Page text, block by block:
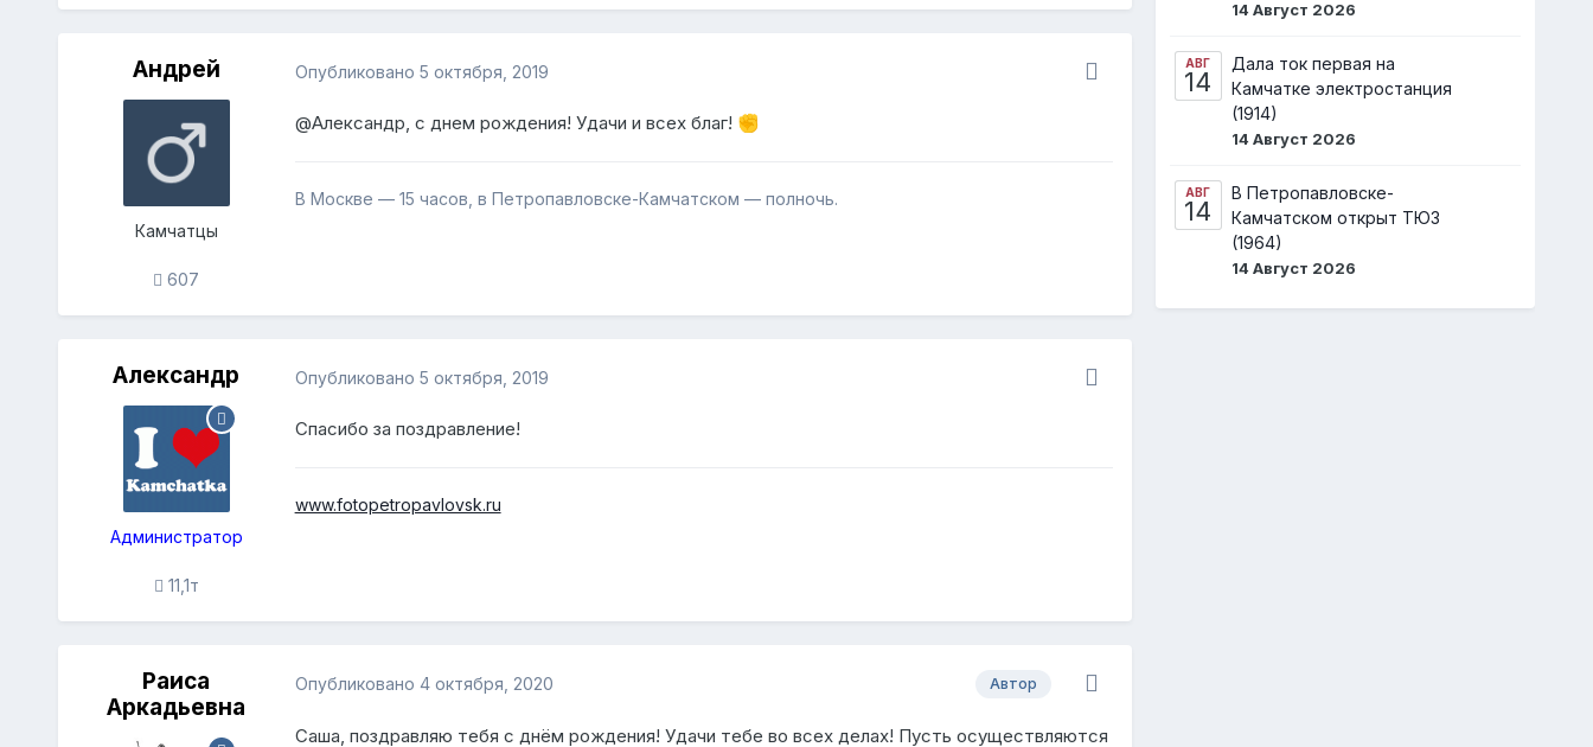
Андрей
Камчатцы
607
Опубликовано 5 октября, 2019
@Александр, с днем рождения! Удачи и всех благ! ✊
В Москве — 15 часов, в Петропавловске-Камчатском — полночь.
Александр
Администратор
11,1т
Опубликовано 5 октября, 2019
Спасибо за поздравление!
www.fotopetropavlovsk.ru
Раиса
Аркадьевна
Автор
Опубликовано 4 октября, 2020
Саша, поздравляю тебя с днём рождения! Удачи тебе во всех делах! Пусть осуществляются
14 Август 2026
АВГ
14
Дала ток первая на
Камчатке электростанция
(1914)
14 Август 2026
АВГ
14
В Петропавловске-
Камчатском открыт ТЮЗ
(1964)
14 Август 2026